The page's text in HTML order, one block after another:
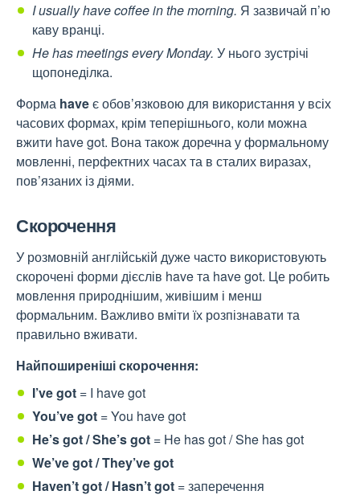
I usually have coffee in the morning. Я зазвичай п’ю
каву вранці.
He has meetings every Monday. У нього зустрічі
щопонеділка.
Форма haveє обов’язковою для використання у всіх
часових формах, крім теперішнього, коли можна
вжити have got. Вона також доречна у формальному
мовленні, перфектних часах та в сталих виразах,
пов’язаних із діями.
Скорочення
У розмовній англійській дуже часто використовують
скорочені форми дієслів have та have got. Це робить
мовлення природнішим, живішим і менш
формальним. Важливо вміти їх розпізнавати та
правильно вживати.
Найпоширеніші скорочення:
I’ve got = I have got
You’ve got = You have got
He’s got / She’s got = He has got / She has got
We’ve got / They’ve got
Haven’t got / Hasn’t got = заперечення